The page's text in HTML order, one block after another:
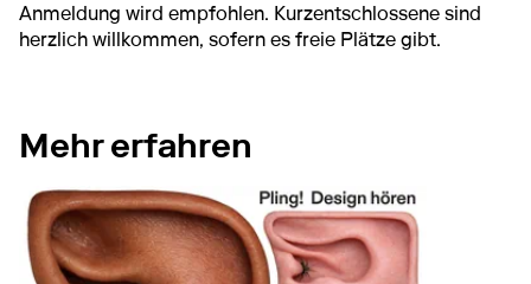
Anmeldung wird empfohlen. Kurzentschlossene sind
herzlich willkommen, sofern es freie Plätze gibt.
Mehr erfahren